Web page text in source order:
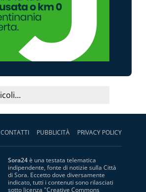
CONTATTI PUBBLICITÀ PRIVACY POLICY
Sora24è una testata telematica
indipendente, fonte di notizie sulla Città
di Sora. Eccetto dove diversamente
indicato, tutti i contenuti sono rilasciati
sotto licenza "Creative Commons